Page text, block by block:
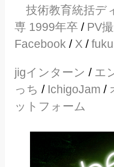
技術教育統括デ
専 1999年卒 / PV
Facebook / X /
jigインターン / エ
っち / IchigoJam /
ットフォーム